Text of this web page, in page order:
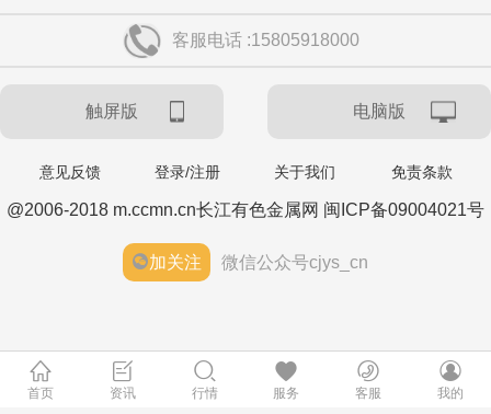
客服电话 :15805918000
触屏版 电脑版
意见反馈 登录/注册 关于我们 免责条款
@2006-2018 m.ccmn.cn长江有色金属网 闽ICP备09004021号
加关注 微信公众号cjys_cn
首页 资讯 行情 服务 客服 我的